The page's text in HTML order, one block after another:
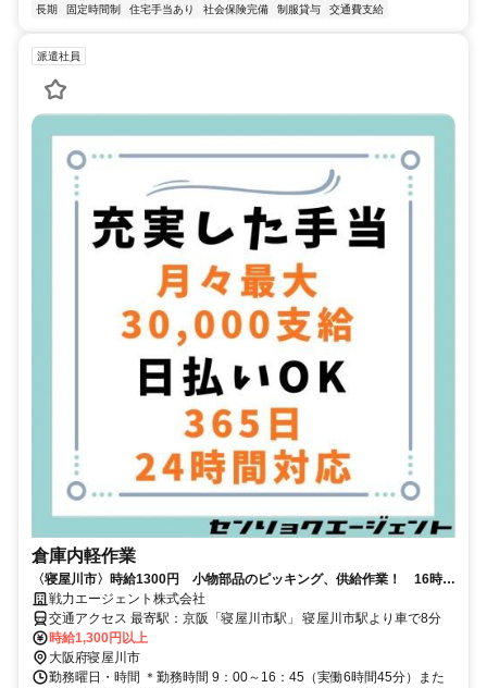
長期 固定時間制 住宅手当あり 社会保険完備 制服貸与 交通費支給
派遣社員
倉庫内軽作業
〈寝屋川市〉時給1300円 小物部品のピッキング、供給作業！ 16時
45分退勤♪
戦力エージェント株式会社
交通アクセス 最寄駅：京阪「寝屋川市駅」 寝屋川市駅より車で8分
時給1,300円以上
大阪府寝屋川市
勤務曜日・時間 ＊勤務時間 9：00～16：45（実働6時間45分）また